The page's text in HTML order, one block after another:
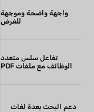
واجهة واضحة وموجهة
للغرض
تفاعل سلس متعدد
الوظائف مع ملفات PDF
دعم البحث بعدة لغات